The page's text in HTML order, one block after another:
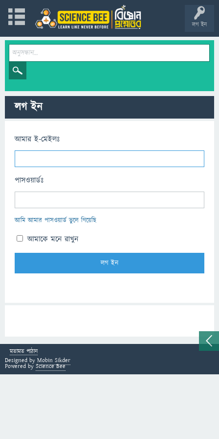
লগ ইন
লগ ইন
আমার ই-মেইলঃ
পাসওয়ার্ডঃ
আমি আমার পাসওয়ার্ড ভুলে গিয়েছি
আমাকে মনে রাখুন
মতামত পাঠান
Designed by Mobin Sikder
Powered by Science Bee